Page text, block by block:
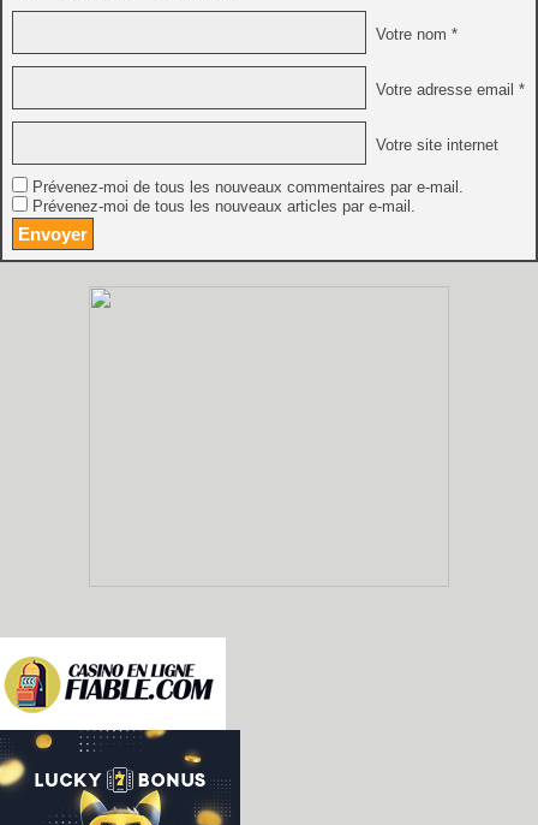
Votre nom *
Votre adresse email *
Votre site internet
Prévenez-moi de tous les nouveaux commentaires par e-mail.
Prévenez-moi de tous les nouveaux articles par e-mail.